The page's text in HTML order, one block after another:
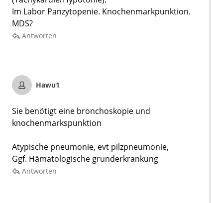
Im Labor Panzytopenie. Knochenmarkpunktion.
MDS?
Antworten
Hawu1
Sie benötigt eine bronchoskopie und
knochenmarkspunktion
Atypische pneumonie, evt pilzpneumonie,
Ggf. Hämatologische grunderkrankung
Antworten